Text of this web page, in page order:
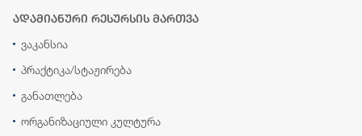
ადამიანური რესურსის მართვა
ვაკანსია
პრაქტიკა/სტაჟირება
განათლება
ორგანიზაციული კულტურა